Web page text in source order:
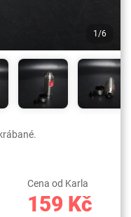
1/6
Cena od Karla
159 Kč